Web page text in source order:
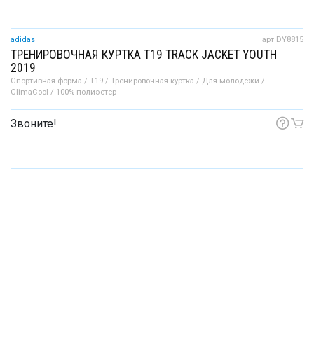
adidas арт DY8815
ТРЕНИРОВОЧНАЯ КУРТКА T19 TRACK JACKET YOUTH
2019
Спортивная форма / T19 / Тренировочная куртка / Для молодежи /
ClimaCool / 100% полиэстер
Звоните!